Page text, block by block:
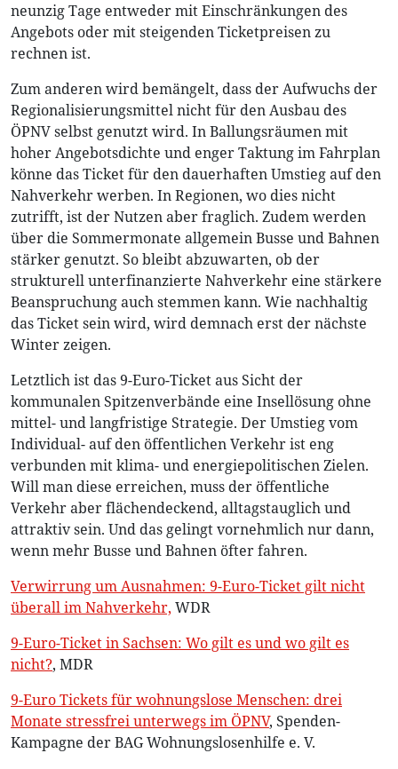
neunzig Tage entweder mit Einschränkungen des
Angebots oder mit steigenden Ticketpreisen zu
rechnen ist.
Zum anderen wird bemängelt, dass der Aufwuchs der
Regionalisierungsmittel nicht für den Ausbau des
ÖPNV selbst genutzt wird. In Ballungsräumen mit
hoher Angebotsdichte und enger Taktung im Fahrplan
könne das Ticket für den dauerhaften Umstieg auf den
Nahverkehr werben. In Regionen, wo dies nicht
zutrifft, ist der Nutzen aber fraglich. Zudem werden
über die Sommermonate allgemein Busse und Bahnen
stärker genutzt. So bleibt abzuwarten, ob der
strukturell unterfinanzierte Nahverkehr eine stärkere
Beanspruchung auch stemmen kann. Wie nachhaltig
das Ticket sein wird, wird demnach erst der nächste
Winter zeigen.
Letztlich ist das 9-Euro-Ticket aus Sicht der
kommunalen Spitzenverbände eine Insellösung ohne
mittel- und langfristige Strategie. Der Umstieg vom
Individual- auf den öffentlichen Verkehr ist eng
verbunden mit klima- und energiepolitischen Zielen.
Will man diese erreichen, muss der öffentliche
Verkehr aber flächendeckend, alltagstauglich und
attraktiv sein. Und das gelingt vornehmlich nur dann,
wenn mehr Busse und Bahnen öfter fahren.
Verwirrung um Ausnahmen: 9-Euro-Ticket gilt nicht
überall im Nahverkehr, WDR
9-Euro-Ticket in Sachsen: Wo gilt es und wo gilt es
nicht?, MDR
9-Euro Tickets für wohnungslose Menschen: drei
Monate stressfrei unterwegs im ÖPNV, Spenden-
Kampagne der BAG Wohnungslosenhilfe e. V.